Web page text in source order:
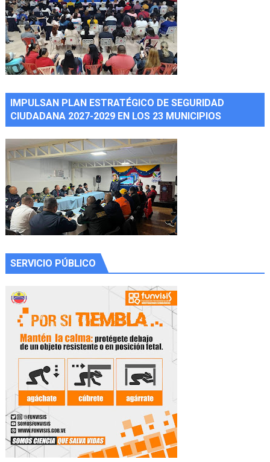
IMPULSAN PLAN ESTRATÉGICO DE SEGURIDAD
CIUDADANA 2027-2029 EN LOS 23 MUNICIPIOS
SERVICIO PÚBLICO